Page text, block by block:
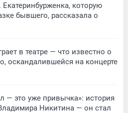
которую
бывшего, рассказала о
в театре — что известно о
оскандалившейся на концерте
— это уже привычка»: история
Никитина — он стал